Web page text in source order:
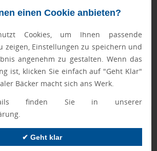
einen Cookie anbieten?
Cookies, um Ihnen passende
zeigen, Einstellungen zu speichern und
angenehm zu gestalten. Wenn das
ist, klicken Sie einfach auf "Geht Klar"
Bäcker macht sich ans Werk.
finden Sie in unserer
✔ Geht klar
Shop.Mehr erfahren
1069-10007350